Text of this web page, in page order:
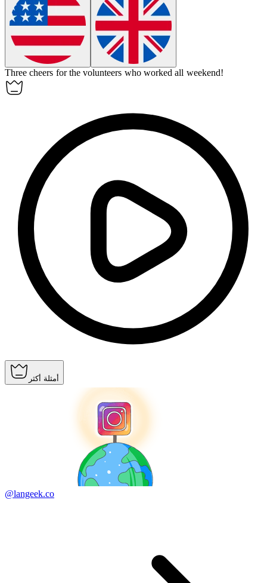
Three cheers for the volunteers who worked all weekend!
أمثلة أكثر
@langeek.co